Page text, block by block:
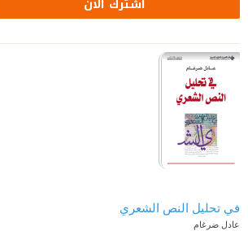
اشترك الآن
في تحليل النص الشعري
عادل ضرغام